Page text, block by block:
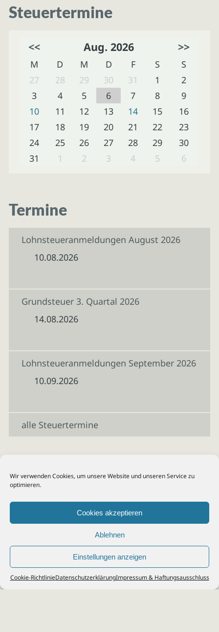
Wir verwenden Cookies, um unsere Website und unseren Service zu
optimieren.
Cookies akzeptieren
Ablehnen
Einstellungen anzeigen
Cookie-RichtlinieDatenschutzerklärungImpressum & Haftungsausschluss
Steuertermine
<< Aug. 2026 >>
M D M D F S
S
27
28 29 30 31 1
2
3
4 5 6 7 8
9
10
11 12 13 14 15
16
17
18 19 20 21 22
23
24
25 26 27 28 29
30
31
1 2 3 4 5 6
Termine
Lohnsteueranmeldungen August 2026
10.08.2026
Grundsteuer 3. Quartal 2026
14.08.2026
Lohnsteueranmeldungen September 2026
10.09.2026
alle Steuertermine
© 2026Steuerberater Kempf, Köln - Steuerberatung Poll, Porz, Deutz, Mülheim,